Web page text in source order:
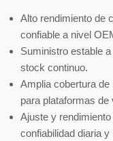
Alto rendimiento de
confiable a nivel
Suministro estable
stock continuo.
Amplia cobertura
para plataformas
Ajuste y
confiabilidad diaria y